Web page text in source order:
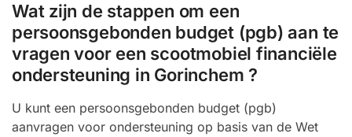
Wat zijn de stappen om een
persoonsgebonden budget (pgb) aan te
vragen voor een scootmobiel financiële
ondersteuning in Gorinchem ?
U kunt een persoonsgebonden budget (pgb)
aanvragen voor ondersteuning op basis van de Wet